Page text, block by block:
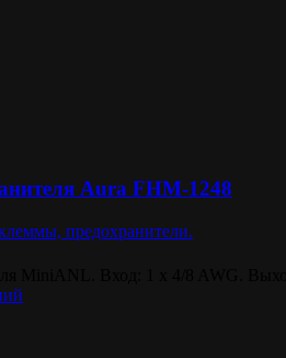
Aura FHM-1248
предохранители.